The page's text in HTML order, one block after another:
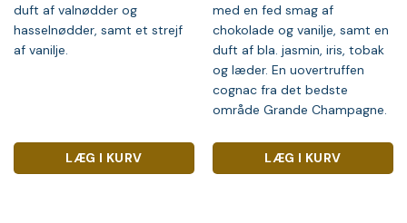
duft af valnødder og
hasselnødder, samt et strejf
af vanilje.
LÆG I KURV
med en fed smag af
chokolade og vanilje, samt en
duft af bla. jasmin, iris, tobak
og læder. En uovertruffen
cognac fra det bedste
område Grande Champagne.
LÆG I KURV